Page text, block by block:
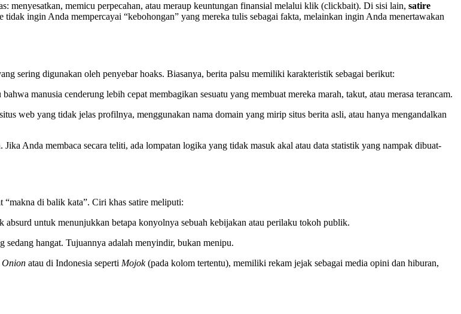
menyesatkan, memicu perpecahan, atau meraup keuntungan finansial melalui klik (clickbait). Di sisi lain, satire
ingin Anda mempercayai “kebohongan” yang mereka tulis sebagai fakta, melainkan ingin Anda menertawakan
sering digunakan oleh penyebar hoaks. Biasanya, berita palsu memiliki karakteristik sebagai berikut:
manusia cenderung lebih cepat membagikan sesuatu yang membuat mereka marah, takut, atau merasa terancam.
web yang tidak jelas profilnya, menggunakan nama domain yang mirip situs berita asli, atau hanya mengandalkan
Anda membaca secara teliti, ada lompatan logika yang tidak masuk akal atau data statistik yang nampak dibuat-
“makna di balik kata”. Ciri khas satire meliputi:
absurd untuk menunjukkan betapa konyolnya sebuah kebijakan atau perilaku tokoh publik.
sedang hangat. Tujuannya adalah menyindir, bukan menipu.
Onion atau di Indonesia seperti Mojok(pada kolom tertentu), memiliki rekam jejak sebagai media opini dan hiburan,